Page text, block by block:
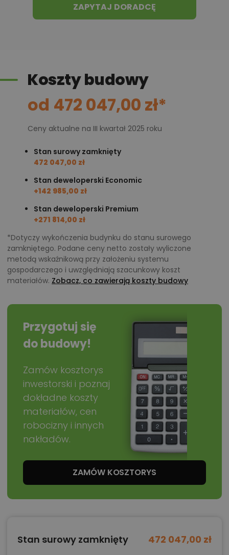
ZAPYTAJ DORADCĘ
Koszty budowy
od 472 047,00 zł*
Ceny aktualne na III kwartał 2025 roku
Stan surowy zamknięty
472 047,00 zł
Stan deweloperski Economic
+142 985,00 zł
Stan deweloperski Premium
+271 814,00 zł
*Dotyczy wykończenia budynku do stanu surowego
zamkniętego. Podane ceny netto zostały wyliczone
metodą wskaźnikową przy założeniu systemu
gospodarczego i uwzględniają szacunkowy koszt
materiałów. Zobacz, co zawierają koszty budowy
Przygotuj się
do budowy!
Zamów kosztorys
inwestorski i poznaj
dokładne koszty
materiałów, cen
robocizny i innych
nakładów.
ZAMÓW KOSZTORYS
Stan surowy zamknięty 472 047,00 zł